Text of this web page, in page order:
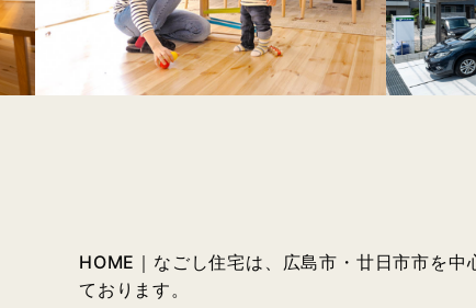
2021年10月 (7)
2021年08月 (1)
2021年05月 (12)
HOME｜なごし住宅は、広島市・廿日市市を
ております。